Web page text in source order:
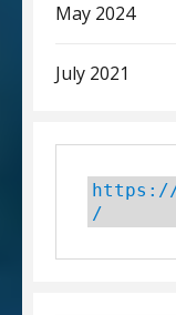
May 2024
July 2021
https://
/